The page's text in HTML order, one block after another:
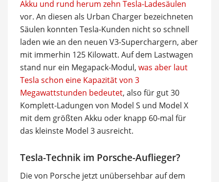
Akku und rund herum zehn Tesla-Ladesäulen
vor. An diesen als Urban Charger bezeichneten
Säulen konnten Tesla-Kunden nicht so schnell
laden wie an den neuen V3-Superchargern, aber
mit immerhin 125 Kilowatt. Auf dem Lastwagen
stand nur ein Megapack-Modul, was aber laut
Tesla schon eine Kapazität von 3
Megawattstunden bedeutet, also für gut 30
Komplett-Ladungen von Model S und Model X
mit dem größten Akku oder knapp 60-mal für
das kleinste Model 3 ausreicht.
Tesla-Technik im Porsche-Auflieger?
Die von Porsche jetzt unübersehbar auf dem